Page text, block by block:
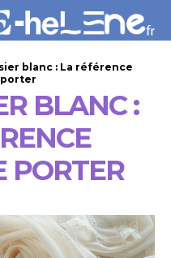
blanc : La référence
BLANC :
PORTER